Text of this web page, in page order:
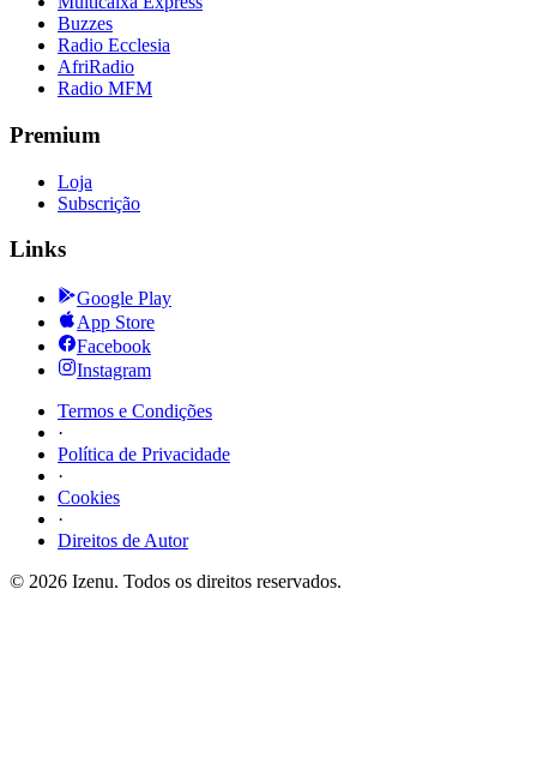
Buzzes
Radio Ecclesia
AfriRadio
Radio MFM
Premium
Loja
Subscrição
Links
Google Play
App Store
Facebook
Instagram
Termos e Condições
·
Política de Privacidade
·
Cookies
·
Direitos de Autor
© 2026 Izenu. Todos os direitos reservados.